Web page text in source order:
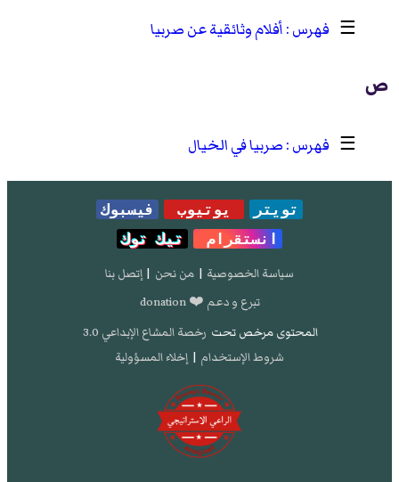
☰
أفلام وثائقية عن صربيا
ص
☰ صربيا في الخيال
تويتر يوتيوب
فيسبوك
انستقرام
تيك توك
سياسة الخصوصية | من نحن | إتصل بنا
تبرع و دعم ❤️ donation
المحتوى مرخص تحت رخصة المشاع الإبداعي 3.0
شروط الإستخدام | إخلاء المسؤولية